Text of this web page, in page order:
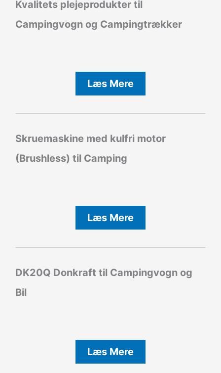
Kvalitets plejeprodukter til
Campingvogn og Campingtrækker
Læs Mere
Skruemaskine med kulfri motor
(Brushless) til Camping
Læs Mere
DK20Q Donkraft til Campingvogn og
Bil
Læs Mere